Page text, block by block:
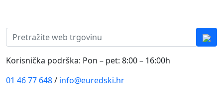
Pretraži:
Korisnička podrška: Pon – pet: 8:00 – 16:00h
01 46 77 648/ info@euredski.hr